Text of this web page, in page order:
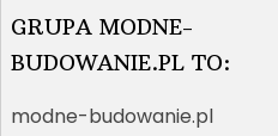
GRUPA MODNE-
BUDOWANIE.PL TO:
modne-budowanie.pl